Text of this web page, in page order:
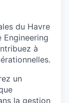
du Havre
Engineering
à
un
la gestion